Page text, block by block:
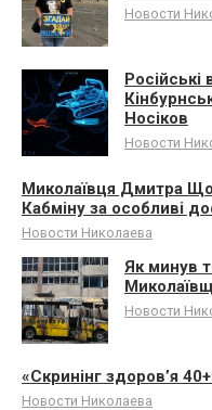
Новости
Російські
Носіков
Новости
Миколаївця Дмитра
Кабміну за особливі
Новости Николаева
Як минув
Новости
«Скринінг здоров’я
Новости Николаева